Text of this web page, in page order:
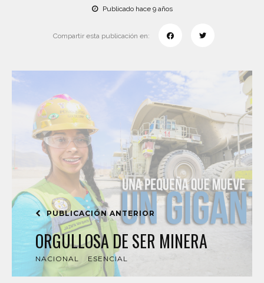
Publicado hace 9 años
Compartir esta publicación en:
PUBLICACIÓN ANTERIOR
ORGULLOSA DE SER MINERA
NACIONAL ESENCIAL